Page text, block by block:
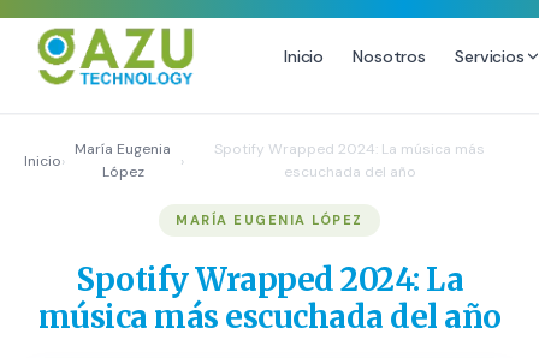
Inicio Nosotros Servicios
Email Marketing y SMS
Growth Youtube ↗
Producción de Videos
Inicio›
María Eugenia
López
›
Spotify Wrapped 2024: La música más
escuchada del año
MARÍA EUGENIA LÓPEZ
Spotify Wrapped 2024: La
música más escuchada del año